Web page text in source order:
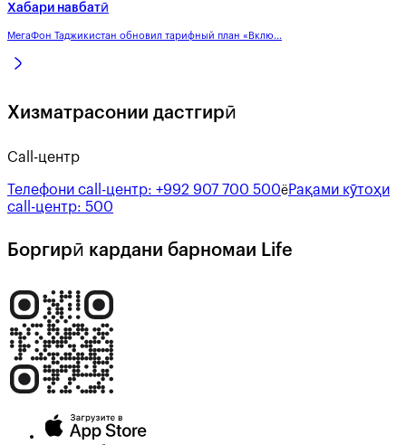
Хабари навбатӣ
МегаФон Таджикистан обновил тарифный план «Вклю...
Хизматрасонии дастгирӣ
Call-центр
Телефони call-центр: +992 907 700 500ёРақами кӯтоҳи
call-центр: 500
Боргирӣ кардани барномаи Life